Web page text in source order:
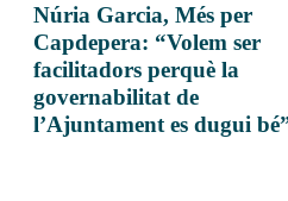
Núria Garcia, Més per
Capdepera: “Volem ser
facilitadors perquè la
governabilitat de
l’Ajuntament es dugui